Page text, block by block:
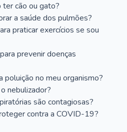
ter cão ou gato?
a saúde dos pulmões?
praticar exercícios se sou
prevenir doenças
poluição no meu organismo?
nebulizador?
são contagiosas?
contra a COVID-19?